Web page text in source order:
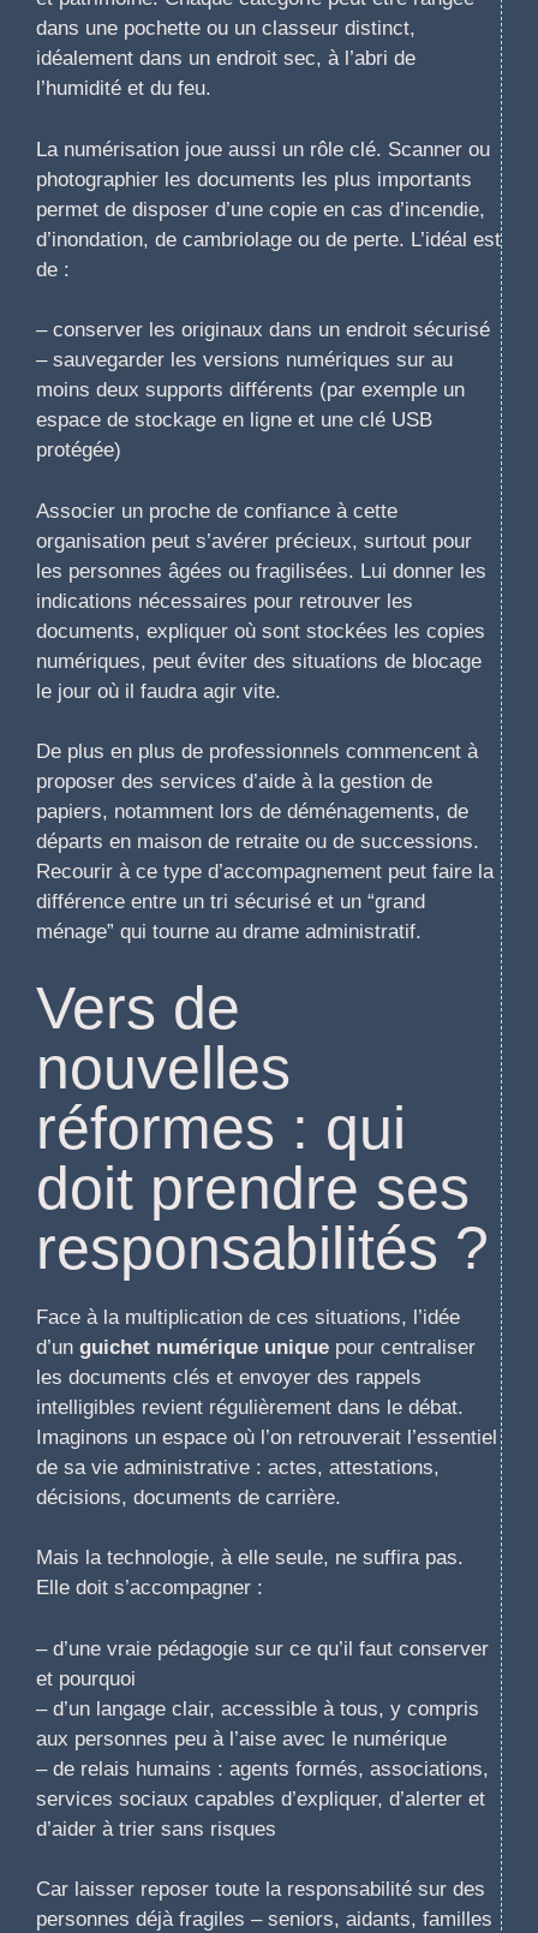
dans une pochette ou un classeur distinct,
idéalement dans un endroit sec, à l’abri de
l’humidité et du feu.
La numérisation joue aussi un rôle clé. Scanner ou
photographier les documents les plus importants
permet de disposer d’une copie en cas d’incendie,
d’inondation, de cambriolage ou de perte. L’idéal est
de :
– conserver les originaux dans un endroit sécurisé
– sauvegarder les versions numériques sur au
moins deux supports différents (par exemple un
espace de stockage en ligne et une clé USB
protégée)
Associer un proche de confiance à cette
organisation peut s’avérer précieux, surtout pour
les personnes âgées ou fragilisées. Lui donner les
indications nécessaires pour retrouver les
documents, expliquer où sont stockées les copies
numériques, peut éviter des situations de blocage
le jour où il faudra agir vite.
De plus en plus de professionnels commencent à
proposer des services d’aide à la gestion de
papiers, notamment lors de déménagements, de
départs en maison de retraite ou de successions.
Recourir à ce type d’accompagnement peut faire la
différence entre un tri sécurisé et un “grand
ménage” qui tourne au drame administratif.
Vers de
nouvelles
réformes : qui
doit prendre ses
responsabilités ?
Face à la multiplication de ces situations, l’idée
d’un guichet numérique unique pour centraliser
les documents clés et envoyer des rappels
intelligibles revient régulièrement dans le débat.
Imaginons un espace où l’on retrouverait l’essentiel
de sa vie administrative : actes, attestations,
décisions, documents de carrière.
Mais la technologie, à elle seule, ne suffira pas.
Elle doit s’accompagner :
– d’une vraie pédagogie sur ce qu’il faut conserver
et pourquoi
– d’un langage clair, accessible à tous, y compris
aux personnes peu à l’aise avec le numérique
– de relais humains : agents formés, associations,
services sociaux capables d’expliquer, d’alerter et
d’aider à trier sans risques
Car laisser reposer toute la responsabilité sur des
personnes déjà fragiles – seniors, aidants, familles